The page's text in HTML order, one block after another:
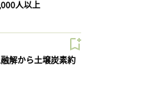
人以上
解から土壌炭素約